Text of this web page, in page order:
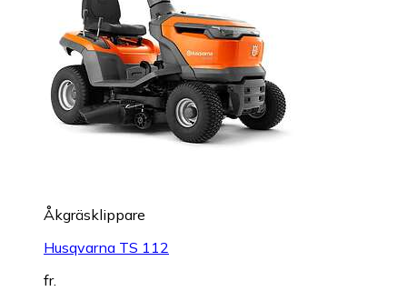
Åkgräsklippare
Husqvarna TS 112
fr.